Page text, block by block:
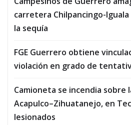
carretera Chilpancingo-
la sequía
FGE Guerrero obtiene
violación en grado de
Camioneta se incendia sobre
Acapulco–Zihuatanejo, en
lesionados